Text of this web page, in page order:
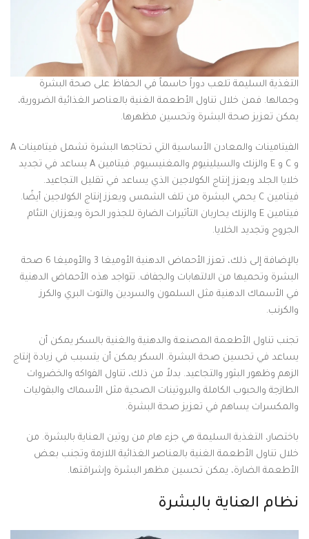
التغذية السليمة تلعب دوراً حاسماً في الحفاظ على صحة البشرة
وجمالها. فمن خلال تناول الأطعمة الغنية بالعناصر الغذائية الضرورية،
يمكن تعزيز صحة البشرة وتحسين مظهرها.
الفيتامينات والمعادن الأساسية التي تحتاجها البشرة تشمل فيتامينات A
و C و E والزنك والسيلينيوم والمغنيسيوم. فيتامين A يساعد في تجديد
خلايا الجلد ويعزز إنتاج الكولاجين الذي يساعد في تقليل التجاعيد.
فيتامين C يحمي البشرة من تلف الشمس ويعزز إنتاج الكولاجين أيضًا.
فيتامين E والزنك يحاربان التأثيرات الضارة للجذور الحرة ويعززان التئام
الجروح وتجديد الخلايا.
بالإضافة إلى ذلك، تعزز الأحماض الدهنية الأوميغا 3 والأوميغا 6 صحة
البشرة وتحميها من الالتهابات والجفاف. تتواجد هذه الأحماض الدهنية
في الأسماك الدهنية مثل السلمون والسردين والتوت البري والكرز
والكرنب.
تجنب تناول الأطعمة المصنعة والدهنية والغنية بالسكر يمكن أن
يساعد في تحسين صحة البشرة. السكر يمكن أن يتسبب في زيادة إنتاج
الزهم وظهور البثور والتجاعيد. بدلاً من ذلك، تناول الفواكه والخضروات
الطازجة والحبوب الكاملة والبروتينات الصحية مثل الأسماك والبقوليات
والمكسرات يساهم في تعزيز صحة البشرة.
باختصار، التغذية السليمة هي جزء هام من روتين العناية بالبشرة. من
خلال تناول الأطعمة الغنية بالعناصر الغذائية اللازمة وتجنب بعض
الأطعمة الضارة، يمكن تحسين مظهر البشرة وإشراقتها.
نظام العناية بالبشرة